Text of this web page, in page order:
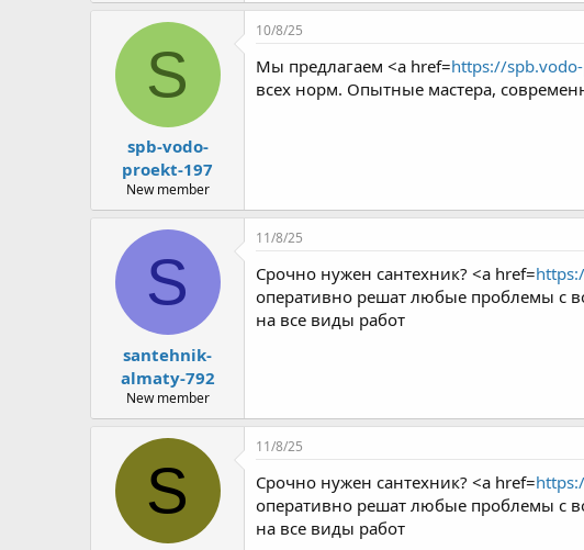
S
spb-vodo-
proekt-197
New member
10/8/25
Мы предлагаем <a href=https://
всех норм. Опытные мастера,
S
santehnik-
almaty-792
New member
11/8/25
Срочно нужен сантехник? <a href=
оперативно решат любые проблемы с
на все виды работ
S
11/8/25
Срочно нужен сантехник? <a href=
оперативно решат любые проблемы с
на все виды работ